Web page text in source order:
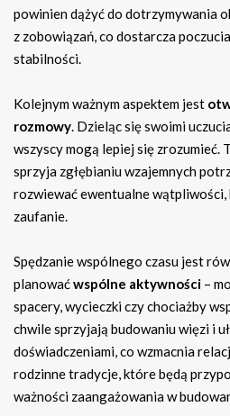
powinien dążyć do dotrzymywania
z zobowiązań, co dostarcza
stabilności.
Kolejnym ważnym aspektem jest
rozmowy. Dzieląc się swoimi
wszyscy mogą lepiej się zrozumieć.
sprzyja zgłębianiu wzajemnych
rozwiewać ewentualne wątpliwości,
zaufanie.
Spędzanie wspólnego czasu jest
planowaćwspólne aktywności –
spacery, wycieczki czy chociażby
chwile sprzyjają budowaniu więzi i
doświadczeniami, co wzmacnia
rodzinne tradycje, które będą
ważności zaangażowania w